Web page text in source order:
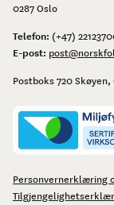
0287 Oslo
Telefon: (+47)
E-post:
Postboks 720 Skøyen,
Personvernerklæring